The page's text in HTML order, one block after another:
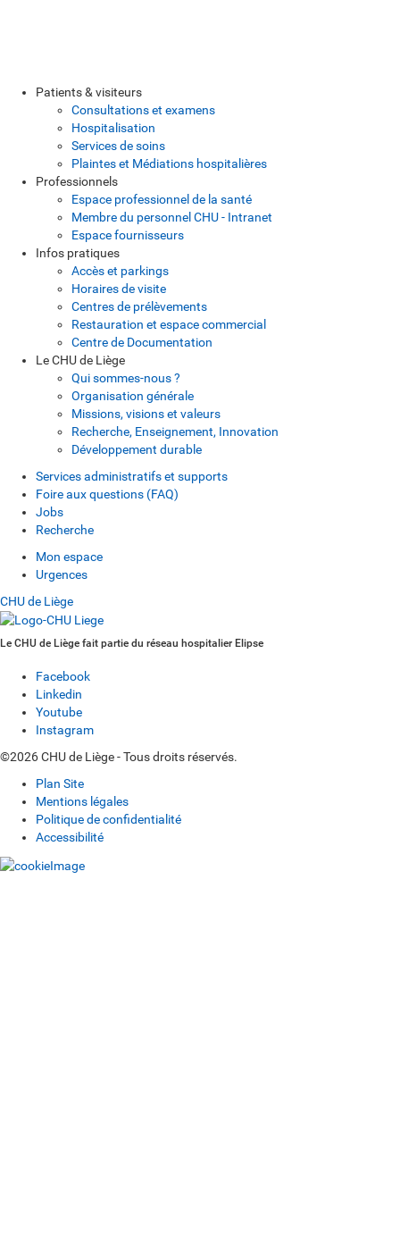
Patients & visiteurs
Consultations et examens
Hospitalisation
Services de soins
Plaintes et Médiations hospitalières
Professionnels
Espace professionnel de la santé
Membre du personnel CHU - Intranet
Espace fournisseurs
Infos pratiques
Accès et parkings
Horaires de visite
Centres de prélèvements
Restauration et espace commercial
Centre de Documentation
Le CHU de Liège
Qui sommes-nous ?
Organisation générale
Missions, visions et valeurs
Recherche, Enseignement, Innovation
Développement durable
Services administratifs et supports
Foire aux questions (FAQ)
Jobs
Recherche
Mon espace
Urgences
CHU de Liège
Le CHU de Liège fait partie du réseau hospitalier Elipse
Facebook
Linkedin
Youtube
Instagram
©2026 CHU de Liège - Tous droits réservés.
Plan Site
Mentions légales
Politique de confidentialité
Accessibilité